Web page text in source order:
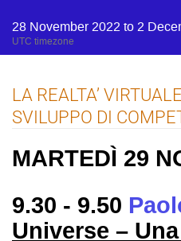
28 November 2022 to 2
UTC timezone
LA REALTA’
SVILUPPO DI
MARTEDÌ 29
9.30 - 9.50
Universe –